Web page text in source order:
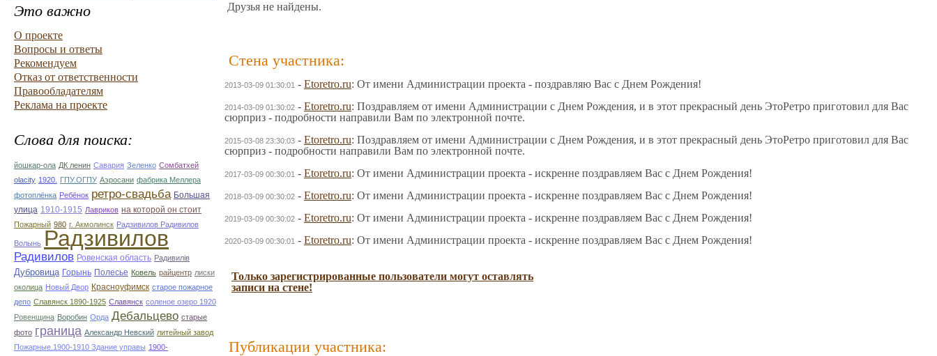
Это важно
О проекте
Вопросы и ответы
Рекомендуем
Отказ от ответственности
Правообладателям
Реклама на проекте
Слова для поиска:
йошкар-ола ДК ленин Савария Зеленко Сомбатхей
olacity 1920. ГПУ.ОГПУ Аэросани фабрика Меллера
фотоплёнка Ребёнок ретро-свадьба Большая
улица 1910-1915 Лавриков на которой он стоит
Пожарный 980 г. Акмолинск Радзивилов Радивилов
Волынь Радзивилов
Радивилов Ровенская область Радивилiв
Дубровица Горынь Полесье Ковель райцентр лиски
околица Новый Двор Красноуфимск старое пожарное
депо Славянск 1890-1925 Славянск соленое озеро 1920
Ровенщина Воробин Орда Дебальцево старые
фото граница Александр Невский литейный завод
Пожарные.1900-1910 Здание управы 1900-
Друзья не найдены.
Стена участника:
2013-03-09 01:30:01 - Etoretro.ru: От имени Администрации проекта - поздравляю Вас с Днем Рождения!
2014-03-09 01:30:02 - Etoretro.ru: Поздравляем от имени Администрации с Днем Рождения, и в этот прекрасный день ЭтоРетро приготовил для Вас
сюрприз - подробности направили Вам по электронной почте.
2015-03-08 23:30:03 - Etoretro.ru: Поздравляем от имени Администрации с Днем Рождения, и в этот прекрасный день ЭтоРетро приготовил для Вас
сюрприз - подробности направили Вам по электронной почте.
2017-03-09 00:30:01 - Etoretro.ru: От имени Администрации проекта - искренне поздравляем Вас с Днем Рождения!
2018-03-09 00:30:02 - Etoretro.ru: От имени Администрации проекта - искренне поздравляем Вас с Днем Рождения!
2019-03-09 00:30:02 - Etoretro.ru: От имени Администрации проекта - искренне поздравляем Вас с Днем Рождения!
2020-03-09 00:30:01 - Etoretro.ru: От имени Администрации проекта - искренне поздравляем Вас с Днем Рождения!
Только зарегистрированные пользователи могут оставлять
записи на стене!
Публикации участника: